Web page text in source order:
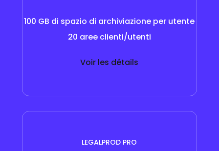
100 GB di spazio di archiviazione per utente
20 aree clienti/utenti
Voir les détails
LEGALPROD PRO